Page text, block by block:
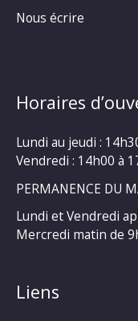
Nous écrire
Horaires
Lundi au jeudi :
Vendredi : 14h00 à
PERMANENCE DU
Lundi et Vendredi
Mercredi matin de
Liens